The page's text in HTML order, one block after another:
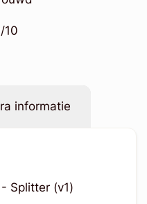
10
informatie
Splitter (v1)